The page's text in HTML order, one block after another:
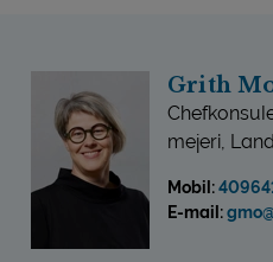
Grith
mejeri,
Mobil:
E-mail: